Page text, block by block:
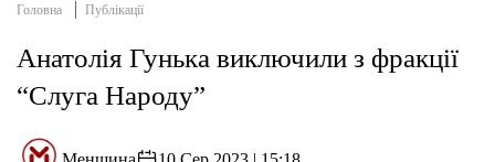
Головна Публікації
Анатолія Гунька виключили з фракції
“Слуга Народу”